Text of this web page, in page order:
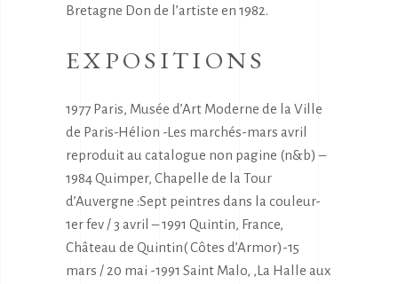
Bretagne Don de l’artiste en 1982.
EXPOSITIONS
1977 Paris, Musée d’Art Moderne de la Ville
de Paris-Hélion -Les marchés-mars avril
reproduit au catalogue non pagine (n&b) –
1984 Quimper, Chapelle de la Tour
d’Auvergne :Sept peintres dans la couleur-
1er fev / 3 avril – 1991 Quintin, France,
Château de Quintin( Côtes d’Armor)-15
mars / 20 mai -1991 Saint Malo, ,La Halle aux